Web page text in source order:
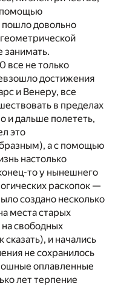
помощью
пошло довольно
занимать.
не только
достижения
и Венеру, все
в пределах
дальше полететь,
это
а с помощью
настолько
то у нынешнего
раскопок —
создано несколько
места старых
свободных
и начались
не сохранилось
оплавленные
лет терпение